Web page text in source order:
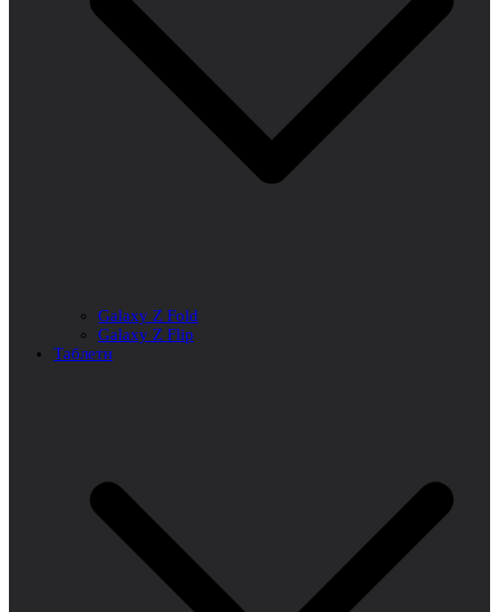
Galaxy Z Fold
Galaxy Z Flip
Таблети